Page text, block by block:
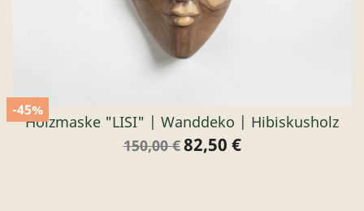
Holzmaske "LISI" | Wanddeko | Hibiskusholz
Verkaufspreis
150,00 €
-45%
Preis
82,50 €